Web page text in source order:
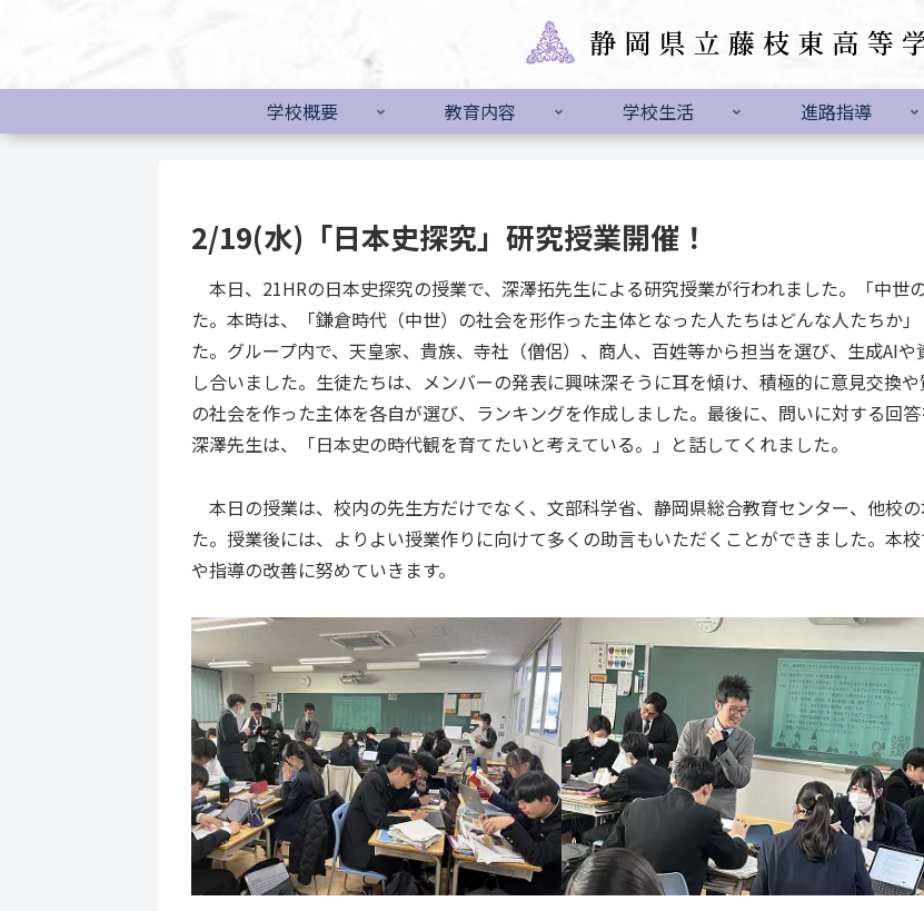
学校概要 教育内容 学校生活 進路指導
2/19(水)「日本史探究」研究授業開催！
本日、21HRの日本史探究の授業で、深澤拓先生による研究授業が行われました。「中世
た。本時は、「鎌倉時代（中世）の社会を形作った主体となった人たちはどんな人たちか
た。グループ内で、天皇家、貴族、寺社（僧侶）、商人、百姓等から担当を選び、生成AI
し合いました。生徒たちは、メンバーの発表に興味深そうに耳を傾け、積極的に意見交換
の社会を作った主体を各自が選び、ランキングを作成しました。最後に、問いに対する回
深澤先生は、「日本史の時代観を育てたいと考えている。」と話してくれました。
本日の授業は、校内の先生方だけでなく、文部科学省、静岡県総合教育センター、他校
た。授業後には、よりよい授業作りに向けて多くの助言もいただくことができました。本
や指導の改善に努めていきます。